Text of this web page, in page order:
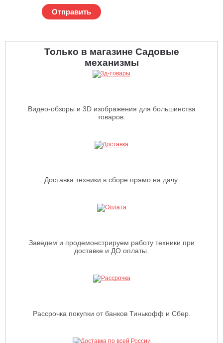
Отправить
Только в магазине Садовые
механизмы
Видео-обзоры и 3D изображения для большинства
товаров.
Доставка техники в сборе прямо на дачу.
Заведем и продемонстрируем работу техники при
доставке и ДО оплаты.
Рассрочка покупки от банков Тинькофф и Сбер.